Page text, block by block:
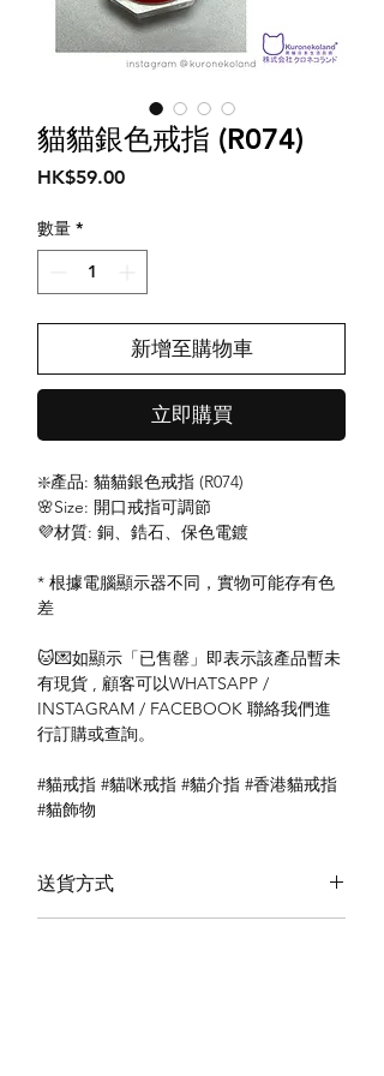
貓貓銀色戒指 (R074)
HK$59.00價
數量 *
新增至購物車
立即購買
❇️產品: 貓貓銀色戒指 (R074)
🌸Size: 開口戒指可調節
💜材質: 銅、鋯石、保色電鍍
* 根據電腦顯示器不同，實物可能存有色
差
🐱💌如顯示「已售罄」即表示該產品暫未
有現貨 , 顧客可以WHATSAPP /
INSTAGRAM / FACEBOOK 聯絡我們進
行訂購或查詢。
#貓戒指 #貓咪戒指 #貓介指 #香港貓戒指
#貓飾物
送貨方式